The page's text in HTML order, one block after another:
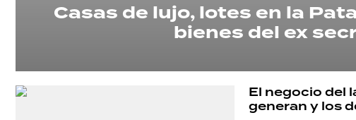
Casas de lujo, lotes en la
bienes del ex
El negocio del
generan y los
SHOW